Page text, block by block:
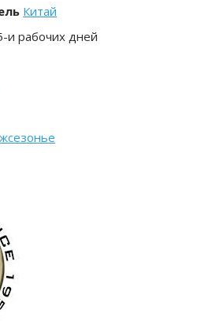
Китай
и рабочих дней